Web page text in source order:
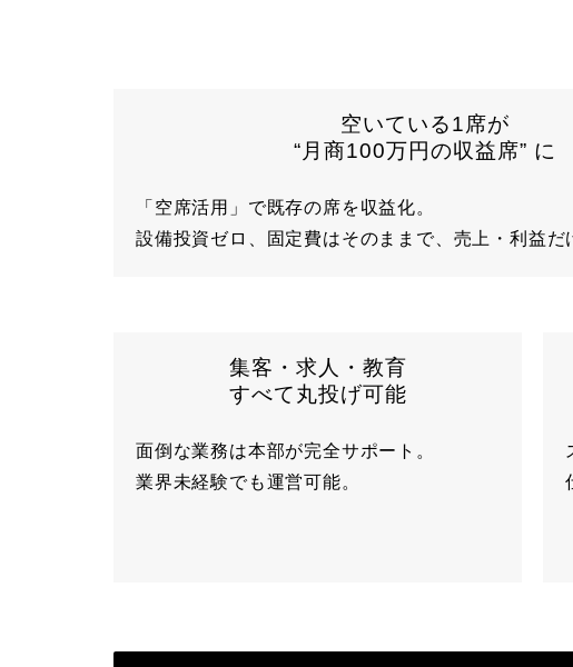
空いている1席が
“月商100万円の収益席” に
「空席活用」で既存の席を収益化。
設備投資ゼロ、固定費はそのままで、売上・利益だ
集客・求人・教育
すべて丸投げ可能
面倒な業務は本部が完全サポート。
業界未経験でも運営可能。